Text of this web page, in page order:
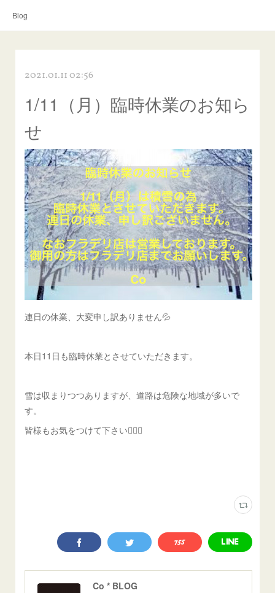
Blog
2021.01.11 02:56
1/11（月）臨時休業のお知ら
せ
連日の休業、大変申し訳ありません💦
本日11日も臨時休業とさせていただきます。
雪は収まりつつありますが、道路は危険な地域が多いで
す。
皆様もお気をつけて下さい🙇🏼‍♀️
Co * BLOG